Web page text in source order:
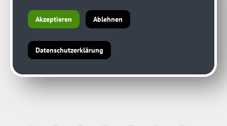
Akzeptieren Ablehnen
Datenschutzerklärung